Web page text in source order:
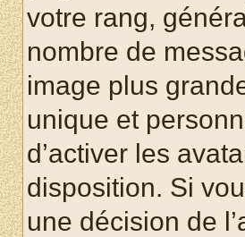
votre rang,
nombre de
image plus
unique et
d’activer les
disposition. Si
une décision de